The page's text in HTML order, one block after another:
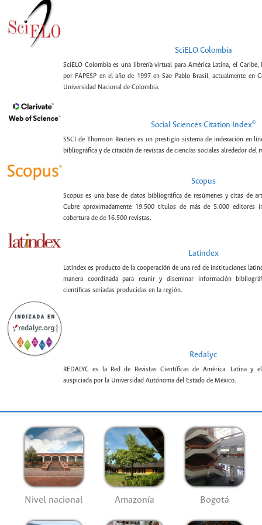
SciELO Colombia
SciELO Colombia es una librería virtual para América Latina, el Caribe,
por FAPESP en el año de 1997 en Sao Pablo Brasil, actualmente en
Universidad Nacional de Colombia.
Social Sciences Citation Index©
SSCI de Thomson Reuters es un prestigio sistema de indexación en
bibliográfica y de citación de revistas de ciencias sociales alrededor del
Scopus
Scopus es una base de datos bibliográfica de resúmenes y citas de
Cubre aproximadamente 19.500 títulos de más de 5.000 editores
cobertura de de 16.500 revistas.
Latindex
Latindex es producto de la cooperación de una red de instituciones
manera coordinada para reunir y diseminar información
científicas seriadas producidas en la región.
Redalyc
REDALYC es la Red de Revistas Científicas de América. Latina y
auspiciada por la Universidad Autónoma del Estado de México.
Nivel nacional Amazonía Bogotá